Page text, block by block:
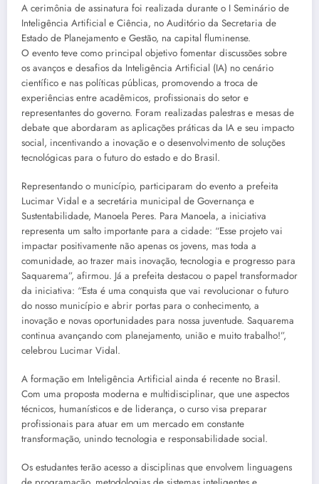
A cerimônia de assinatura foi realizada durante o I Seminário de
Inteligência Artificial e Ciência, no Auditório da Secretaria de
Estado de Planejamento e Gestão, na capital fluminense.
O evento teve como principal objetivo fomentar discussões sobre
os avanços e desafios da Inteligência Artificial (IA) no cenário
científico e nas políticas públicas, promovendo a troca de
experiências entre acadêmicos, profissionais do setor e
representantes do governo. Foram realizadas palestras e mesas de
debate que abordaram as aplicações práticas da IA e seu impacto
social, incentivando a inovação e o desenvolvimento de soluções
tecnológicas para o futuro do estado e do Brasil.
Representando o município, participaram do evento a prefeita
Lucimar Vidal e a secretária municipal de Governança e
Sustentabilidade, Manoela Peres. Para Manoela, a iniciativa
representa um salto importante para a cidade: “Esse projeto vai
impactar positivamente não apenas os jovens, mas toda a
comunidade, ao trazer mais inovação, tecnologia e progresso para
Saquarema”, afirmou. Já a prefeita destacou o papel transformador
da iniciativa: “Esta é uma conquista que vai revolucionar o futuro
do nosso município e abrir portas para o conhecimento, a
inovação e novas oportunidades para nossa juventude. Saquarema
continua avançando com planejamento, união e muito trabalho!”,
celebrou Lucimar Vidal.
A formação em Inteligência Artificial ainda é recente no Brasil.
Com uma proposta moderna e multidisciplinar, que une aspectos
técnicos, humanísticos e de liderança, o curso visa preparar
profissionais para atuar em um mercado em constante
transformação, unindo tecnologia e responsabilidade social.
Os estudantes terão acesso a disciplinas que envolvem linguagens